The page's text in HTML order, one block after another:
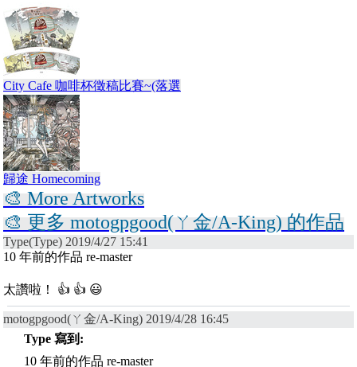
City Cafe 咖啡杯徵稿比賽~(落選
歸途 Homecoming
🎨 More Artworks
🎨 更多 motogpgood(ㄚ金/A-King) 的作品
Type(Type) 2019/4/27 15:41
10 年前的作品 re-master
太讚啦！ 👍 👍 😃
motogpgood(ㄚ金/A-King) 2019/4/28 16:45
Type 寫到:
10 年前的作品 re-master